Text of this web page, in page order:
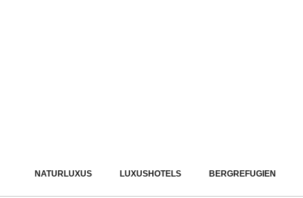
NATURLUXUS LUXUSHOTELS BERGREFUGIEN